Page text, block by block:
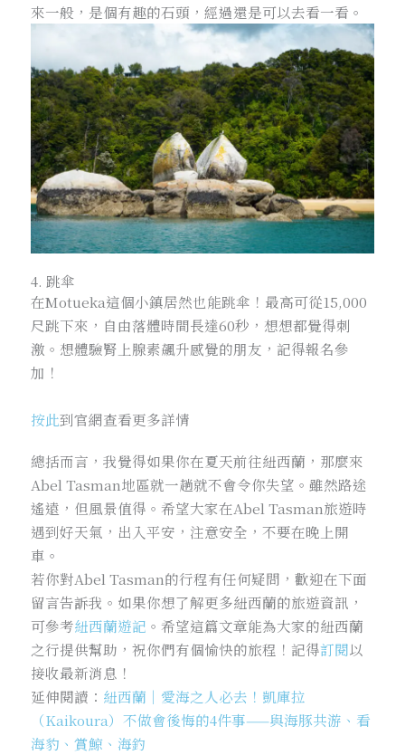
來一般，是個有趣的石頭，經過還是可以去看一看。
4. 跳傘
在Motueka這個小鎮居然也能跳傘！最高可從15,000
尺跳下來，自由落體時間長達60秒，想想都覺得刺
激。想體驗腎上腺素飆升感覺的朋友，記得報名參
加！
按此到官網查看更多詳情
總括而言，我覺得如果你在夏天前往紐西蘭，那麼來
Abel Tasman地區就一趟就不會令你失望。雖然路途
遙遠，但風景值得。希望大家在Abel Tasman旅遊時
遇到好天氣，出入平安，注意安全，不要在晚上開
車。
若你對Abel Tasman的行程有任何疑問，歡迎在下面
留言告訴我。如果你想了解更多紐西蘭的旅遊資訊，
可參考紐西蘭遊記 。希望這篇文章能為大家的紐西蘭
之行提供幫助，祝你們有個愉快的旅程！記得訂閱以
接收最新消息！
延伸閱讀： 紐西蘭｜愛海之人必去！凱庫拉
（Kaikoura）不做會後悔的4件事——與海豚共游、看
海豹、賞鯨、海釣